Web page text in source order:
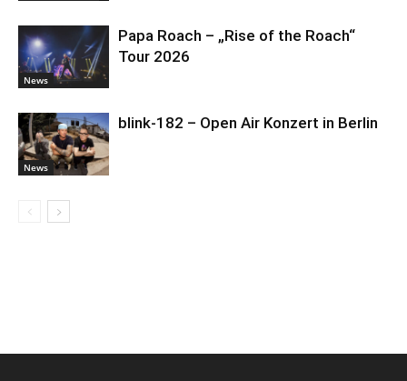
News
Papa Roach – „Rise of the Roach“
Tour 2026
News
blink-182 – Open Air Konzert in Berlin